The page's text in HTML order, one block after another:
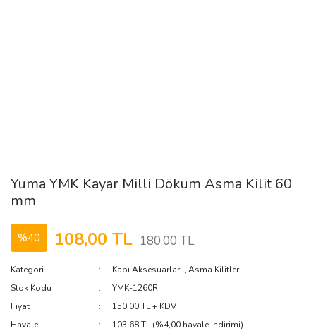
Yuma YMK Kayar Milli Döküm Asma Kilit 60
mm
%40 108,00 TL 180,00 TL
Kategori Kapı Aksesuarları,Asma Kilitler
Stok Kodu
YMK-1260R
Fiyat
150,00 TL + KDV
Havale
103,68 TL (%4,00 havale indirimi)